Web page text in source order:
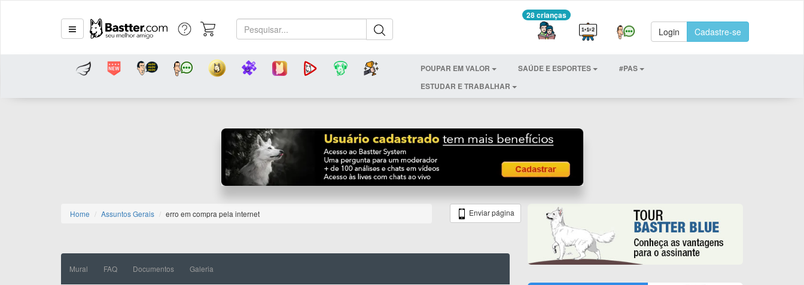
28 crianças
Login Cadastre-se
POUPAR EM VALOR SAÚDE E ESPORTES
#PAS
ESTUDAR E TRABALHAR
Home Assuntos Gerais erro em compra pela internet Enviar página
Mural FAQ Documentos Galeria